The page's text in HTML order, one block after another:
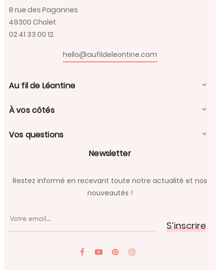
8 rue des Pagannes
49300 Cholet
02 41 33 00 12
hello@aufildeleontine.com
Au fil de Léontine 
À vos côtés 
Vos questions 
Newsletter
Restez informé en recevant toute notre actualité et nos
nouveautés !
S’inscrire
YouTubePinterest